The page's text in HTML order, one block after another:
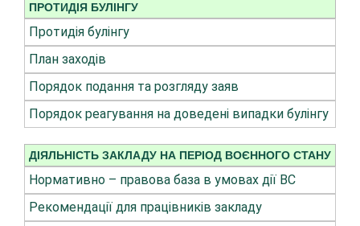
ПРОТИДІЯ БУЛІНГУ
Протидія булінгу
План заходів
Порядок подання та розгляду заяв
Порядок реагування на доведені випадки булінгу
ДІЯЛЬНІСТЬ ЗАКЛАДУ НА ПЕРІОД ВОЄННОГО СТАНУ
Нормативно – правова база в умовах дії ВС
Рекомендації для працівників закладу